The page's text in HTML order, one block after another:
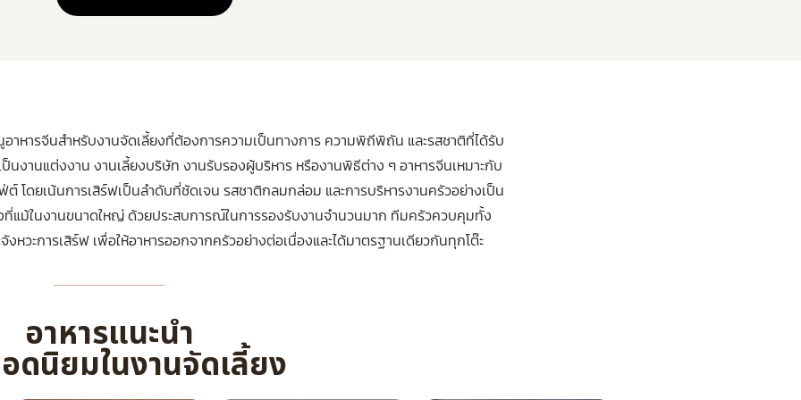
อาหารจีนสำหรับงานจัดเลี้ยงที่ต้องการความเป็นทางการ ความพิถีพิถัน และรสชาติที่ได้รับ
นงานแต่งงาน งานเลี้ยงบริษัท งานรับรองผู้บริหาร หรืองานพิธีต่าง ๆ อาหารจีนเหมาะกับ
โดยเน้นการเสิร์ฟเป็นลำดับที่ชัดเจน รสชาติกลมกล่อม และการบริหารงานครัวอย่างเป็น
แม้ในงานขนาดใหญ่ ด้วยประสบการณ์ในการรองรับงานจำนวนมาก ทีมครัวควบคุมทั้ง
หวะการเสิร์ฟ เพื่อให้อาหารออกจากครัวอย่างต่อเนื่องและได้มาตรฐานเดียวกันทุกโต๊ะ
อาหารแนะนำ
ดนิยมในงานจัดเลี้ยง